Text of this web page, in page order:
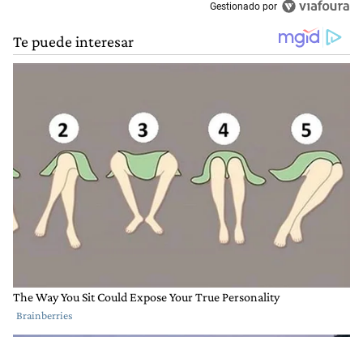
Gestionado por